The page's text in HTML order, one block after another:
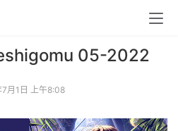
05-2022
月1日 上午8:08